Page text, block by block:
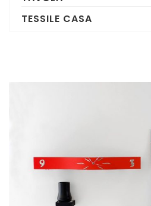
TESSILE CASA